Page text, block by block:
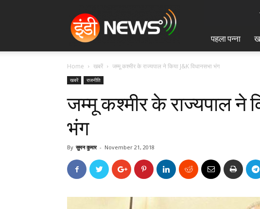
पहला पन्ना
Home खबरें जम्मू कश्मीर के राज्यपाल ने किया J&K विधानसभा भंग
खबरें राजनीति
जम्मू कश्मीर के राज्यपाल ने
भंग
By सुमन कुमार - November 21, 2018